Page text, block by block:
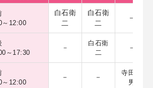
～12:00
白石衛
二
白石衛
二
－
～17:30
－
白石衛
二
－
～12:00
－ －
寺田治
男